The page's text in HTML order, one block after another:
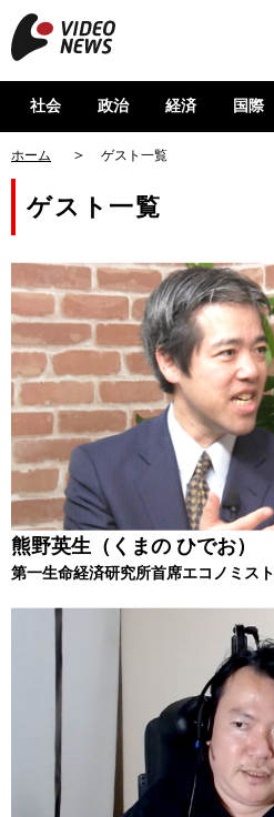
社会 政治 経済 国際
ホーム ゲスト一覧
ゲスト一覧
熊野英生（くまの ひでお）
第一生命経済研究所首席エコノミスト